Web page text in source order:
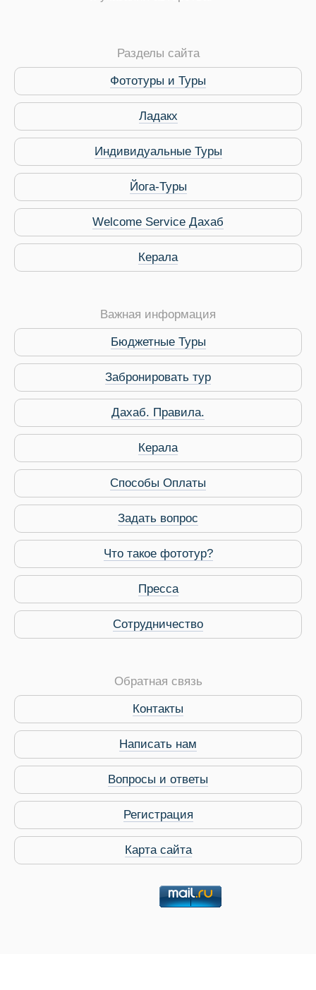
Разделы сайта
Фототуры и Туры
Ладакх
Индивидуальные Туры
Йога-Туры
Welcome Service Дахаб
Керала
Важная информация
Бюджетные Туры
Забронировать тур
Дахаб. Правила.
Керала
Способы Оплаты
Задать вопрос
Что такое фототур?
Пресса
Сотрудничество
Обратная связь
Контакты
Написать нам
Вопросы и ответы
Регистрация
Карта сайта